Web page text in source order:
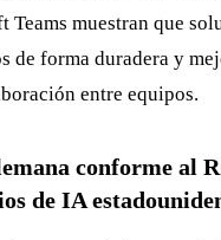
muestran que
de forma duradera y
entre equipos.
conforme al
de IA